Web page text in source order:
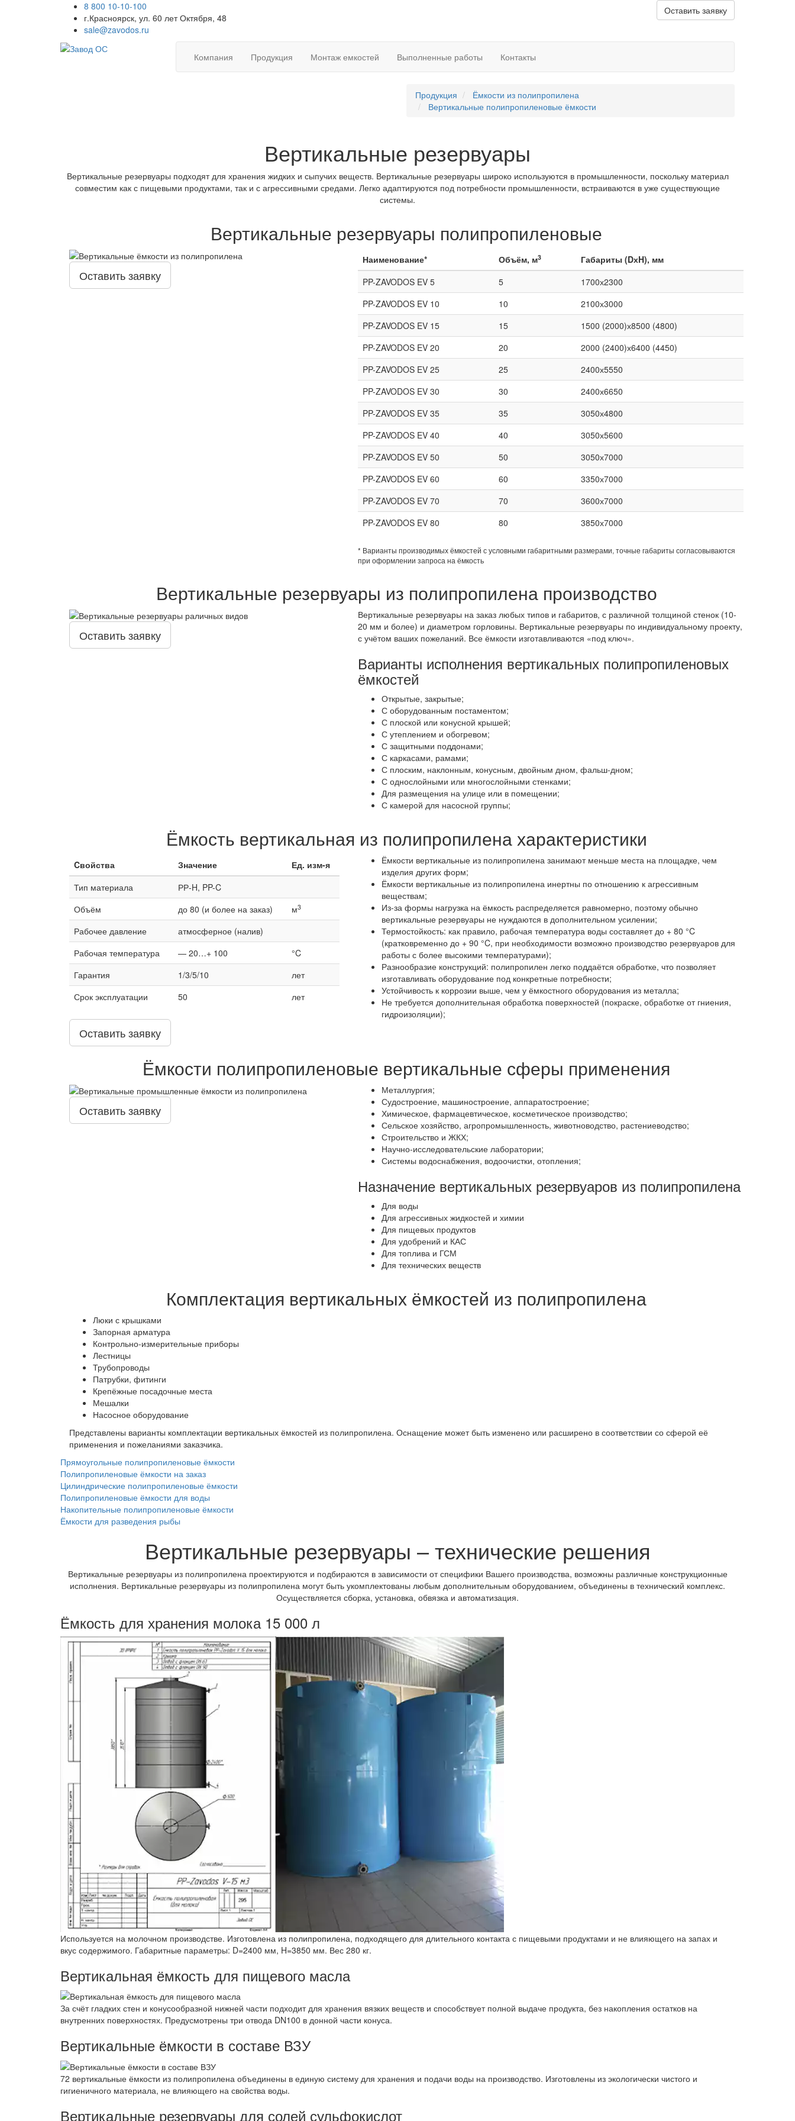
8 800 10-10-100
г.Красноярск, ул. 60 лет Октября, 48
sale@zavodos.ru
Оставить заявку
Компания Продукция Монтаж емкостей Выполненные работы Контакты
Продукция
Ёмкости из полипропилена
Вертикальные полипропиленовые ёмкости
Вертикальные резервуары
Вертикальные резервуары подходят для хранения жидких и сыпучих веществ. Вертикальные резервуары широко используются в промышленности, поскольку материал
совместим как с пищевыми продуктами, так и с агрессивными средами. Легко адаптируются под потребности промышленности, встраиваются в уже существующие
системы.
Вертикальные резервуары полипропиленовые
Оставить заявку
Наименование* Объём, м3
Габариты (DхH), мм
PP-ZAVODOS EV 5
5
1700х2300
PP-ZAVODOS EV 10
10
2100х3000
PP-ZAVODOS EV 15
15
1500 (2000)х8500 (4800)
PP-ZAVODOS EV 20
20
2000 (2400)х6400 (4450)
PP-ZAVODOS EV 25
25
2400х5550
PP-ZAVODOS EV 30
30
2400х6650
PP-ZAVODOS EV 35
35
3050х4800
PP-ZAVODOS EV 40
40
3050х5600
PP-ZAVODOS EV 50
50
3050х7000
PP-ZAVODOS EV 60
60
3350х7000
PP-ZAVODOS EV 70
70
3600х7000
PP-ZAVODOS EV 80
80 3850х7000
* Варианты производимых ёмкостей с условными габаритными размерами, точные габариты согласовываются
при оформлении запроса на ёмкость
Вертикальные резервуары из полипропилена производство
Оставить заявку
Вертикальные резервуары на заказ любых типов и габаритов, с различной толщиной стенок (10-
20 мм и более) и диаметром горловины. Вертикальные резервуары по индивидуальному проекту,
с учётом ваших пожеланий. Все ёмкости изготавливаются «под ключ».
Варианты исполнения вертикальных полипропиленовых
ёмкостей
Открытые, закрытые;
С оборудованным постаментом;
С плоской или конусной крышей;
С утеплением и обогревом;
С защитными поддонами;
С каркасами, рамами;
С плоским, наклонным, конусным, двойным дном, фальш-дном;
С однослойными или многослойными стенками;
Для размещения на улице или в помещении;
С камерой для насосной группы;
Ёмкость вертикальная из полипропилена характеристики
Cвойства Значение
Ед. изм-я
Тип материала
РР-H, PP-C
Объём
до 80 (и более на заказ) м3
Рабочее давление
атмосферное (налив)
Рабочая температура
— 20…+ 100
°C
Гарантия
1/3/5/10
лет
Срок эксплуатации
50 лет
Оставить заявку
Ёмкости вертикальные из полипропилена занимают меньше места на площадке, чем
изделия других форм;
Ёмкости вертикальные из полипропилена инертны по отношению к агрессивным
веществам;
Из-за формы нагрузка на ёмкость распределяется равномерно, поэтому обычно
вертикальные резервуары не нуждаются в дополнительном усилении;
Термостойкость: как правило, рабочая температура воды составляет до + 80 °C
(кратковременно до + 90 °C, при необходимости возможно производство резервуаров для
работы с более высокими температурами);
Разнообразие конструкций: полипропилен легко поддаётся обработке, что позволяет
изготавливать оборудование под конкретные потребности;
Устойчивость к коррозии выше, чем у ёмкостного оборудования из металла;
Не требуется дополнительная обработка поверхностей (покраске, обработке от гниения,
гидроизоляции);
Ёмкости полипропиленовые вертикальные сферы применения
Оставить заявку
Металлургия;
Судостроение, машиностроение, аппаратостроение;
Химическое, фармацевтическое, косметическое производство;
Сельское хозяйство, агропромышленность, животноводство, растениеводство;
Строительство и ЖКХ;
Научно-исследовательские лаборатории;
Системы водоснабжения, водоочистки, отопления;
Назначение вертикальных резервуаров из полипропилена
Для воды
Для агрессивных жидкостей и химии
Для пищевых продуктов
Для удобрений и КАС
Для топлива и ГСМ
Для технических веществ
Комплектация вертикальных ёмкостей из полипропилена
Люки с крышками
Запорная арматура
Контрольно-измерительные приборы
Лестницы
Трубопроводы
Патрубки, фитинги
Крепёжные посадочные места
Мешалки
Насосное оборудование
Представлены варианты комплектации вертикальных ёмкостей из полипропилена. Оснащение может быть изменено или расширено в соответствии со сферой её
применения и пожеланиями заказчика.
Прямоугольные полипропиленовые ёмкости
Полипропиленовые ёмкости на заказ
Цилиндрические полипропиленовые ёмкости
Полипропиленовые ёмкости для воды
Накопительные полипропиленовые ёмкости
Ёмкости для разведения рыбы
Вертикальные резервуары – технические решения
Вертикальные резервуары из полипропилена проектируются и подбираются в зависимости от специфики Вашего производства, возможны различные конструкционные
исполнения. Вертикальные резервуары из полипропилена могут быть укомплектованы любым дополнительным оборудованием, объединены в технический комплекс.
Осуществляется сборка, установка, обвязка и автоматизация.
Ёмкость для хранения молока 15 000 л
Используется на молочном производстве. Изготовлена из полипропилена, подходящего для длительного контакта с пищевыми продуктами и не влияющего на запах и
вкус содержимого. Габаритные параметры: D=2400 мм, H=3850 мм. Вес 280 кг.
Вертикальная ёмкость для пищевого масла
За счёт гладких стен и конусообразной нижней части подходит для хранения вязких веществ и способствует полной выдаче продукта, без накопления остатков на
внутренних поверхностях. Предусмотрены три отвода DN100 в донной части конуса.
Вертикальные ёмкости в составе ВЗУ
72 вертикальные ёмкости из полипропилена объединены в единую систему для хранения и подачи воды на производство. Изготовлены из экологически чистого и
гигиеничного материала, не влияющего на свойства воды.
Вертикальные резервуары для солей сульфокислот